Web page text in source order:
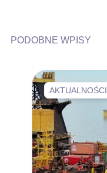
PODOBNE WPISY
AKTUALNOŚCI